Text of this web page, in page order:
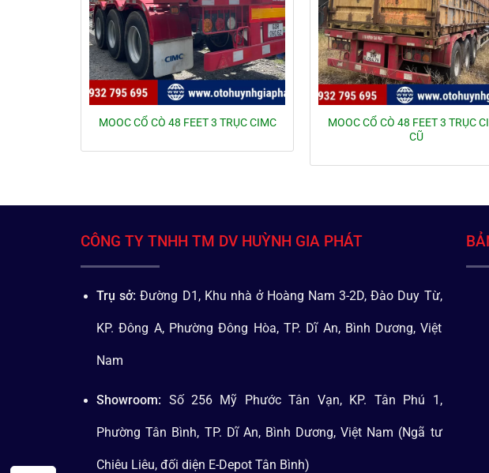
MOOC CỔ CÒ 48 FEET 3 TRỤC CIMC
MOOC CỔ CÒ 48 FEET 3 TRỤC
CŨ
CÔNG TY TNHH TM DV HUỲNH GIA PHÁT
Trụ sở: Đường D1, Khu nhà ở Hoàng Nam 3-2D, Đào Duy Từ,
KP. Đông A, Phường Đông Hòa, TP. Dĩ An, Bình Dương, Việt
Nam
Showroom: Số 256 Mỹ Phước Tân Vạn, KP. Tân Phú 1,
Phường Tân Bình, TP. Dĩ An, Bình Dương, Việt Nam (Ngã tư
Chiêu Liêu, đối diện E-Depot Tân Bình)